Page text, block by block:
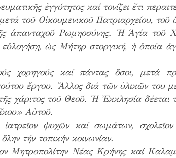
ἐγγύτητος καί τονίζει ἔτι
τοῦ Οἰκουμενικοῦ Πατριαρχείου,
ἁπανταχοῦ Ρωμηοσύνης. Ἡ Ἁγία τοῦ
ὡς Μήτηρ στοργική, ἡ ὁποία
χορηγούς καί πάντας ὅσοι, μετά
ἔργου. Ἄλλος διά τῶν ὑλικῶν του
χάριτος τοῦ Θεοῦ. Ἡ Ἐκκλησία
Αὐτοῦ.
ψυχῶν καί σωμάτων,
τήν τοπικήν κοινωνίαν.
Μητροπολίτην Νέας Κρήνης καί